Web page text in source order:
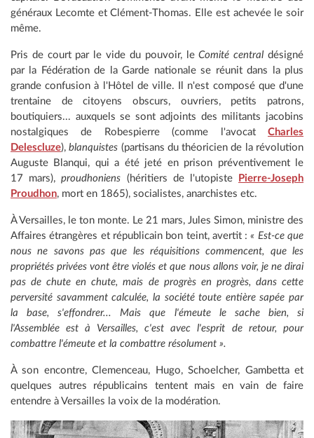
généraux Lecomte et Clément-Thomas. Elle est achevée le soir
même.
Pris de court par le vide du pouvoir, leComité central désigné
par la Fédération de la Garde nationale se réunit dans la plus
grande confusion à l'Hôtel de ville. Il n'est composé que d'une
trentaine de citoyens obscurs, ouvriers, petits patrons,
boutiquiers... auxquels se sont adjoints des militants jacobins
nostalgiques de Robespierre (comme l'avocat Charles
Delescluze),blanquistes (partisans du théoricien de la révolution
Auguste Blanqui, qui a été jeté en prison préventivement le
17 mars),proudhoniens (héritiers de l'utopiste
Pierre-Joseph
Proudhon, mort en 1865), socialistes, anarchistes etc.
À Versailles, le ton monte. Le 21 mars, Jules Simon, ministre des
Affaires étrangères et républicain bon teint, avertit :« Est-ce que
nous ne savons pas que les réquisitions commencent, que les
propriétés privées vont être violés et que nous allons voir, je ne dirai
pas de chute en chute, mais de progrès en progrès, dans cette
perversité savamment calculée, la société toute entière sapée par
la base, s'effondrer... Mais que l'émeute le sache bien, si
l'Assemblée est à Versailles, c'est avec l'esprit de retour, pour
combattre l'émeute et la combattre résolument ».
À son encontre, Clemenceau, Hugo, Schoelcher, Gambetta et
quelques autres républicains tentent mais en vain de faire
entendre à Versailles la voix de la modération.